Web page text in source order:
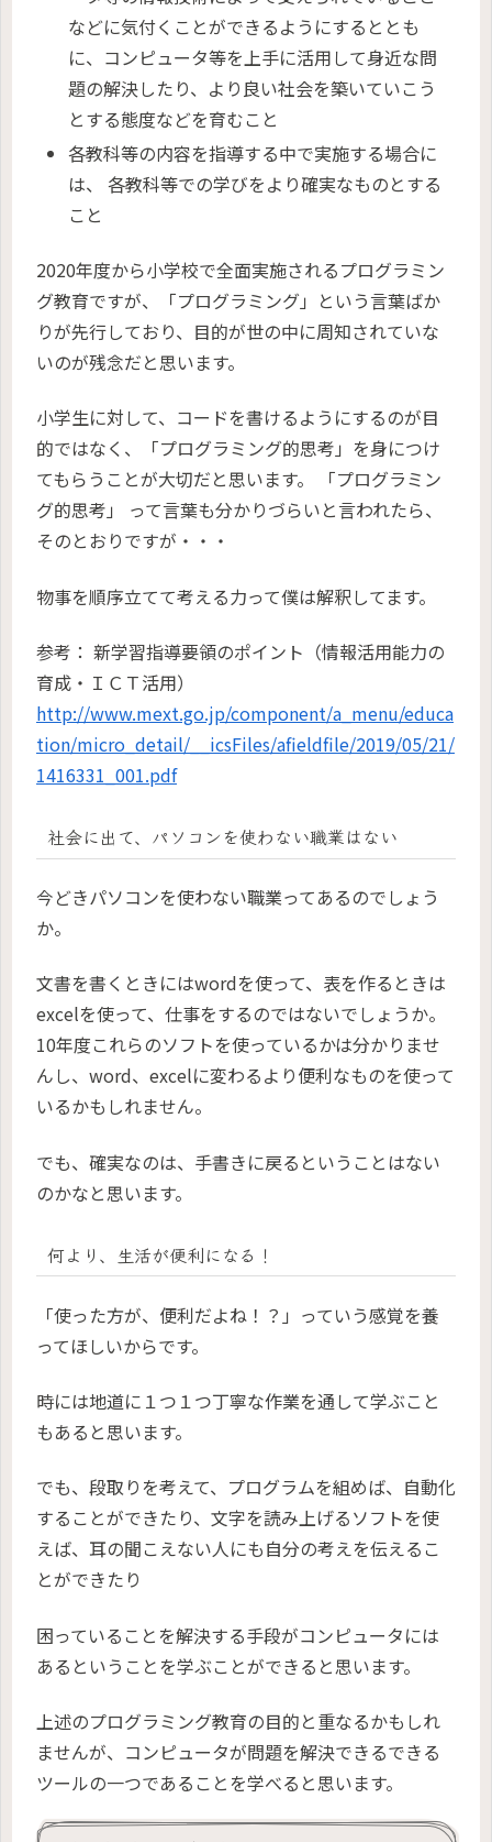
などに気付くことができるようにするととも
に、コンピュータ等を上手に活用して身近な問
題の解決したり、より良い社会を築いていこう
とする態度などを育むこと
各教科等の内容を指導する中で実施する場合に
は、 各教科等での学びをより確実なものとする
こと
2020年度から小学校で全面実施されるプログラミン
グ教育ですが、「プログラミング」という言葉ばか
りが先行しており、目的が世の中に周知されていな
いのが残念だと思います。
小学生に対して、コードを書けるようにするのが目
的ではなく、「プログラミング的思考」を身につけ
てもらうことが大切だと思います。 「プログラミン
グ的思考」 って言葉も分かりづらいと言われたら、
そのとおりですが・・・
物事を順序立てて考える力って僕は解釈してます。
参考： 新学習指導要領のポイント（情報活用能力の
育成・ＩＣＴ活用）
http://www.mext.go.jp/component/a_menu/educa
tion/micro_detail/__icsFiles/afieldfile/2019/05/21/
1416331_001.pdf
社会に出て、パソコンを使わない職業はない
今どきパソコンを使わない職業ってあるのでしょう
か。
文書を書くときにはwordを使って、表を作るときは
excelを使って、仕事をするのではないでしょうか。
10年度これらのソフトを使っているかは分かりませ
んし、word、excelに変わるより便利なものを使って
いるかもしれません。
でも、確実なのは、手書きに戻るということはない
のかなと思います。
何より、生活が便利になる！
「使った方が、便利だよね！？」っていう感覚を養
ってほしいからです。
時には地道に１つ１つ丁寧な作業を通して学ぶこと
もあると思います。
でも、段取りを考えて、プログラムを組めば、自動化
することができたり、文字を読み上げるソフトを使
えば、耳の聞こえない人にも自分の考えを伝えるこ
とができたり
困っていることを解決する手段がコンピュータには
あるということを学ぶことができると思います。
上述のプログラミング教育の目的と重なるかもしれ
ませんが、コンピュータが問題を解決できるできる
ツールの一つであることを学べると思います。